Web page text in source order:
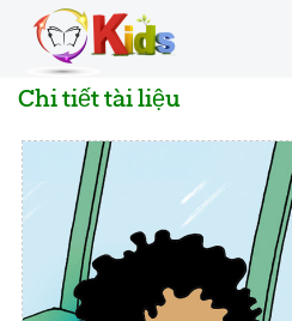
Chi tiết tài liệu